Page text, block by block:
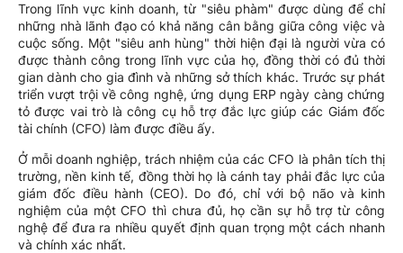
Trong lĩnh vực kinh doanh, từ "siêu phàm" được dùng để chỉ
những nhà lãnh đạo có khả năng cân bằng giữa công việc và
cuộc sống. Một "siêu anh hùng" thời hiện đại là người vừa có
được thành công trong lĩnh vực của họ, đồng thời có đủ thời
gian dành cho gia đình và những sở thích khác. Trước sự phát
triển vượt trội về công nghệ, ứng dụng ERP ngày càng chứng
tỏ được vai trò là công cụ hỗ trợ đắc lực giúp các Giám đốc
tài chính (CFO) làm được điều ấy.
Ở mỗi doanh nghiệp, trách nhiệm của các CFO là phân tích thị
trường, nền kinh tế, đồng thời họ là cánh tay phải đắc lực của
giám đốc điều hành (CEO). Do đó, chỉ với bộ não và kinh
nghiệm của một CFO thì chưa đủ, họ cần sự hỗ trợ từ công
nghệ để đưa ra nhiều quyết định quan trọng một cách nhanh
và chính xác nhất.